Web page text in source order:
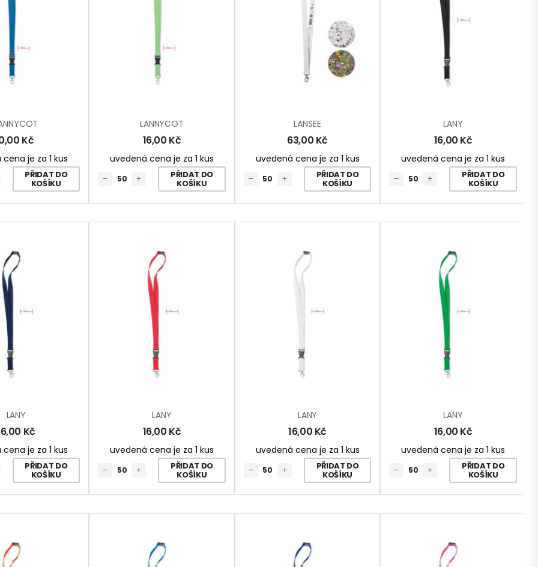
Kč
je za 1 kus
PŘIDAT DO
KOŠÍKU
LANNYCOT
16,00 Kč
uvedená cena je za 1 kus
PŘIDAT DO
KOŠÍKU
LANSEE
63,00 Kč
uvedená cena je za 1 kus
PŘIDAT DO
KOŠÍKU
LANY
16,00 Kč
uvedená cena je za 1 kus
PŘIDAT DO
KOŠÍKU
LANY
Kč
je za 1 kus
PŘIDAT DO
KOŠÍKU
LANY
16,00 Kč
uvedená cena je za 1 kus
PŘIDAT DO
KOŠÍKU
LANY
16,00 Kč
uvedená cena je za 1 kus
PŘIDAT DO
KOŠÍKU
LANY
16,00 Kč
uvedená cena je za 1 kus
PŘIDAT DO
KOŠÍKU